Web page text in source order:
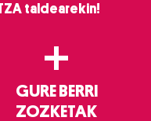
taldearekin!
+
GURE BERRI
ZOZKETAK